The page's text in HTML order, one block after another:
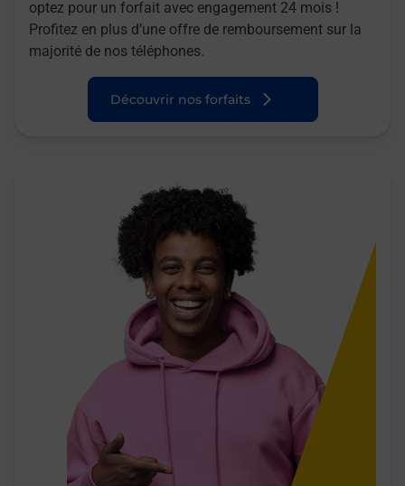
optez pour un forfait avec engagement 24 mois !
Profitez en plus d’une offre de remboursement sur la
majorité de nos téléphones.
Découvrir nos forfaits